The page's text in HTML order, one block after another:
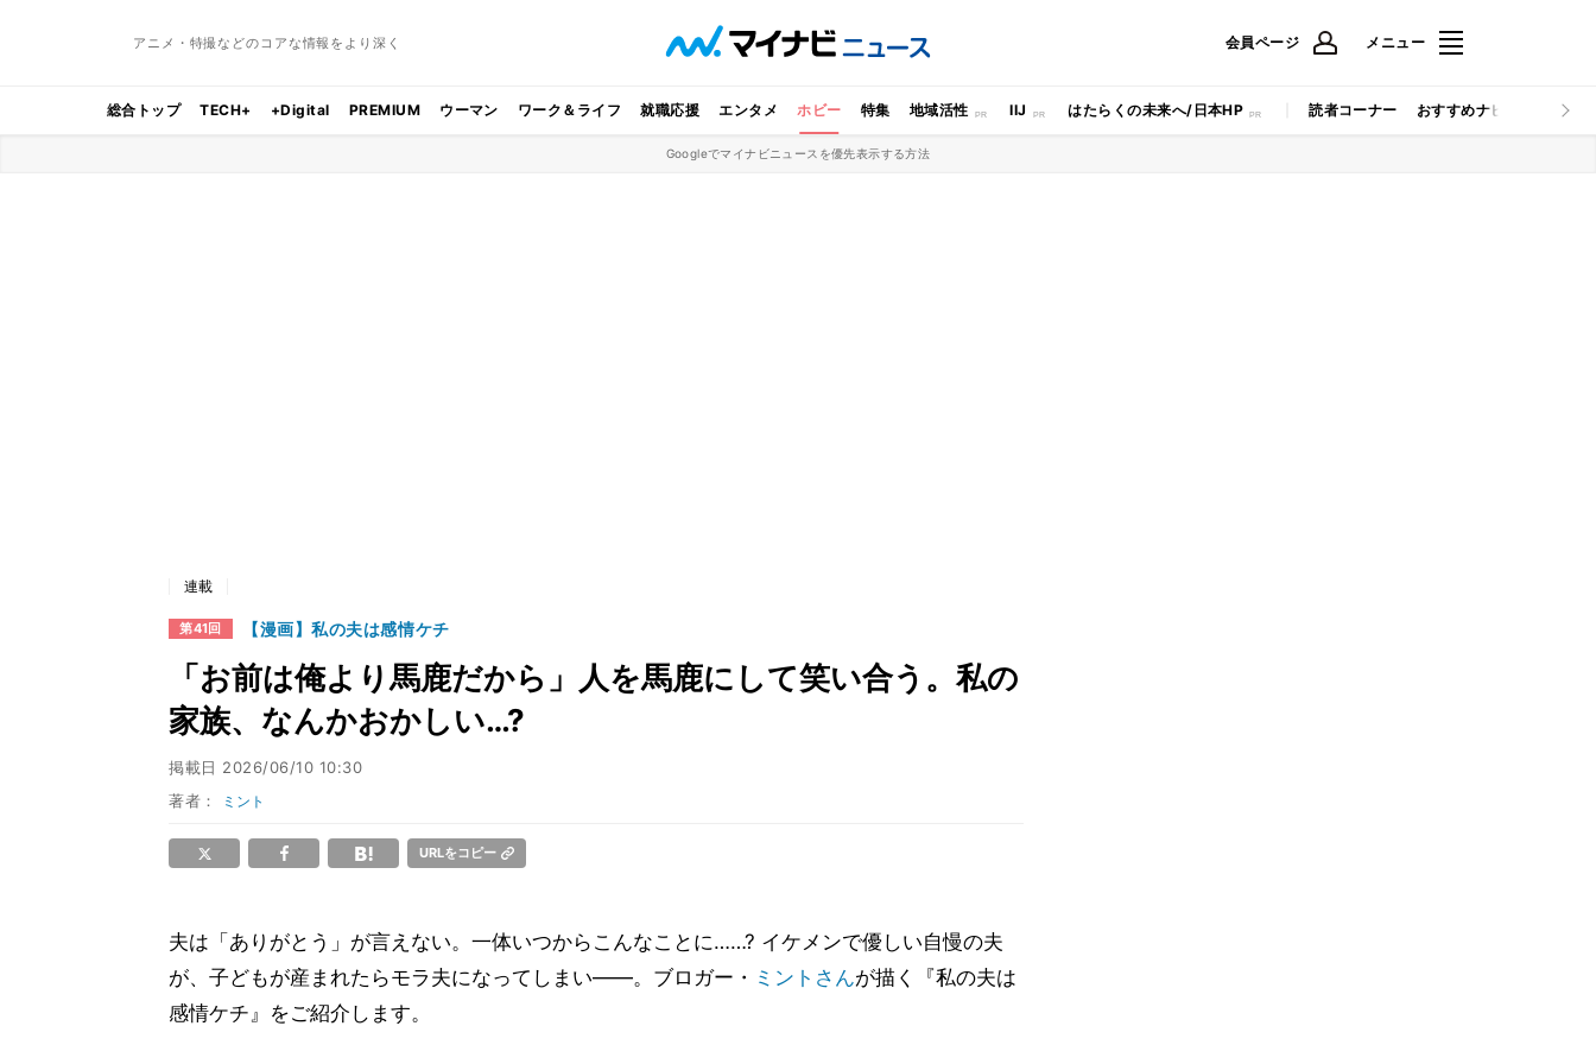
アニメ・特撮などのコアな情報をより深く 会員ページ メニュー
総合トップ TECH+ +Digital PREMIUM ウーマン ワーク＆ライフ 就職応援 エンタメ ホビー 特集 地域活性 IIJ はたらくの未来へ/日本HP 読者コーナー おすすめナビ マイナビ
Googleでマイナビニュースを優先表示する方法
連載
第41回 【漫画】私の夫は感情ケチ
「お前は俺より馬鹿だから」人を馬鹿にして笑い合う。私の
家族、なんかおかしい…?
掲載日 2026/06/10 10:30
著者：
ミント
URLをコピー
夫は「ありがとう」が言えない。一体いつからこんなことに……? イケメンで優しい自慢の夫
が、子どもが産まれたらモラ夫になってしまい――。ブロガー・ ミントさんが描く『私の夫は
感情ケチ』をご紹介します。